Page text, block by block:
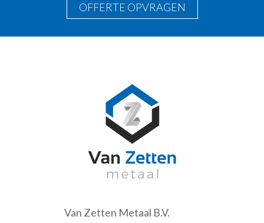
OFFERTE OPVRAGEN
Van Zetten Metaal B.V.